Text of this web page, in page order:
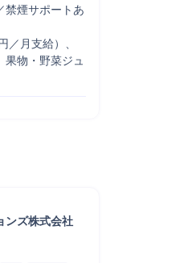
禁煙サポートあ
月支給）、
物・野菜ジュ
ンズ株式会社